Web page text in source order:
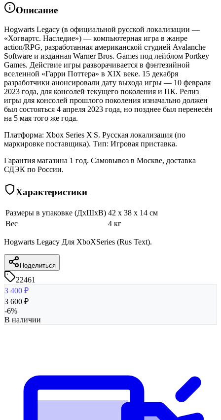
Описание
Hogwarts Legacy (в официальной русской локализации —
«Хогвартс. Наследие») — компьютерная игра в жанре
action/RPG, разработанная американской студией Avalanche
Software и изданная Warner Bros. Games под лейблом Portkey
Games. Действие игры разворачивается в фэнтезийной
вселенной «Гарри Поттера» в XIX веке. 15 декабря
разработчики анонсировали дату выхода игры — 10 февраля
2023 года, для консолей текущего поколения и ПК. Релиз
игры для консолей прошлого поколения изначально должен
был состояться 4 апреля 2023 года, но позднее был перенесён
на 5 мая того же года.
Платформа: Xbox Series X|S. Русская локализация (по
маркировке поставщика). Тип: Игровая приставка.
Гарантия магазина 1 год. Самовывоз в Москве, доставка
СДЭК по России.
Характеристики
Размеры в упаковке (ДхШхВ) 42 x 38 x 14 см
Вес
4 кг
Hogwarts Legacy Для XboXSeries (Rus Text).
Поделиться
22461
3 400 ₽
3 600 ₽
-6%
В наличии